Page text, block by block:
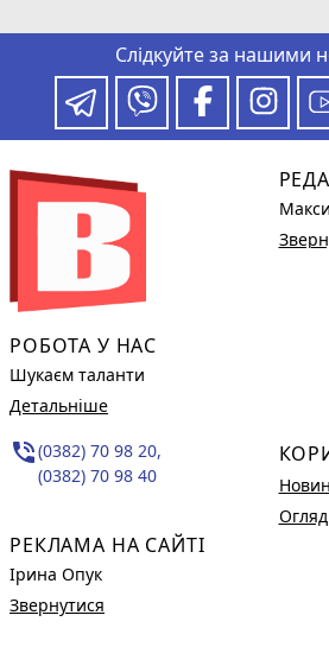
Слідкуйте за нашими
РОБОТА У НАС
Шукаєм таланти
Детальніше
phone_in_talk(0382) 70 98 20,
(0382) 70 98 40
РЕКЛАМА НА САЙТІ
Ірина Опук
Звернутися